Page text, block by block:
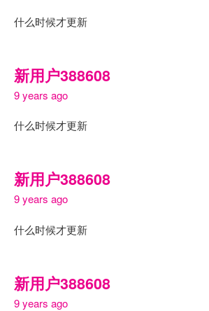
什么时候才更新
新用户388608
9 years ago
什么时候才更新
新用户388608
9 years ago
什么时候才更新
新用户388608
9 years ago